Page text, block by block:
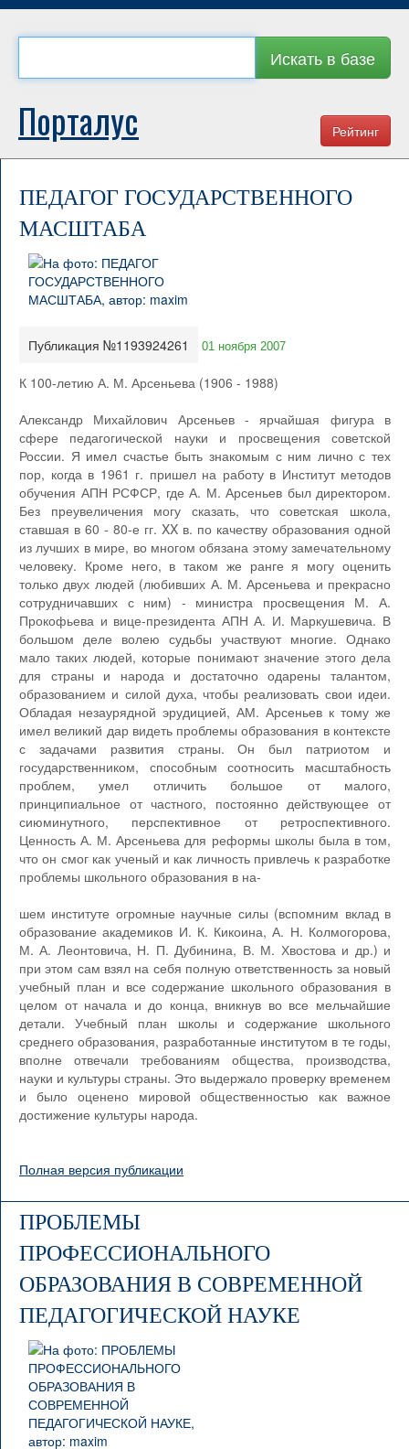
Искать в базе
Рейтинг
Порталус
ПЕДАГОГ ГОСУДАРСТВЕННОГО
МАСШТАБА
Публикация №1193924261 01 ноября 2007
К 100-летию А. М. Арсеньева (1906 - 1988)
Александр Михайлович Арсеньев - ярчайшая фигура в
сфере педагогической науки и просвещения советской
России. Я имел счастье быть знакомым с ним лично с тех
пор, когда в 1961 г. пришел на работу в Институт методов
обучения АПН РСФСР, где А. М. Арсеньев был директором.
Без преувеличения могу сказать, что советская школа,
ставшая в 60 - 80-е гг. XX в. по качеству образования одной
из лучших в мире, во многом обязана этому замечательному
человеку. Кроме него, в таком же ранге я могу оценить
только двух людей (любивших А. М. Арсеньева и прекрасно
сотрудничавших с ним) - министра просвещения М. А.
Прокофьева и вице-президента АПН А. И. Маркушевича. В
большом деле волею судьбы участвуют многие. Однако
мало таких людей, которые понимают значение этого дела
для страны и народа и достаточно одарены талантом,
образованием и силой духа, чтобы реализовать свои идеи.
Обладая незаурядной эрудицией, АМ. Арсеньев к тому же
имел великий дар видеть проблемы образования в контексте
с задачами развития страны. Он был патриотом и
государственником, способным соотносить масштабность
проблем, умел отличить большое от малого,
принципиальное от частного, постоянно действующее от
сиюминутного, перспективное от ретроспективного.
Ценность А. М. Арсеньева для реформы школы была в том,
что он смог как ученый и как личность привлечь к разработке
проблемы школьного образования в на-
шем институте огромные научные силы (вспомним вклад в
образование академиков И. К. Кикоина, А. Н. Колмогорова,
М. А. Леонтовича, Н. П. Дубинина, В. М. Хвостова и др.) и
при этом сам взял на себя полную ответственность за новый
учебный план и все содержание школьного образования в
целом от начала и до конца, вникнув во все мельчайшие
детали. Учебный план школы и содержание школьного
среднего образования, разработанные институтом в те годы,
вполне отвечали требованиям общества, производства,
науки и культуры страны. Это выдержало проверку временем
и было оценено мировой общественностью как важное
достижение культуры народа.
Полная версия публикации
ПРОБЛЕМЫ
ПРОФЕССИОНАЛЬНОГО
ОБРАЗОВАНИЯ В СОВРЕМЕННОЙ
ПЕДАГОГИЧЕСКОЙ НАУКЕ